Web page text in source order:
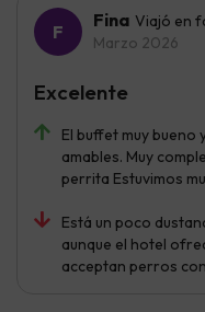
Fina Viajó en
Marzo 2026
El buffet muy bueno
amables. Muy
perrita Estuvimos
Está un poco
aunque el hotel
acceptan perros
Excelente